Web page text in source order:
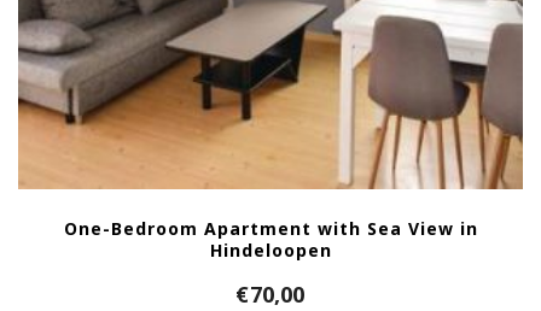
One-Bedroom Apartment with Sea View in
Hindeloopen
€70,00